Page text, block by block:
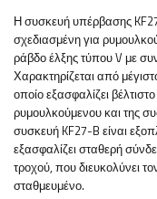
Η συσκευή υπέρβασης
σχεδιασμένη για
ράβδο έλξης τύπου V με
Χαρακτηρίζεται από
οποίο εξασφαλίζει
ρυμουλκούμενου και της
συσκευή KF27-B είναι
εξασφαλίζει σταθερή
τροχού, που διευκολύνει
σταθμευμένο.